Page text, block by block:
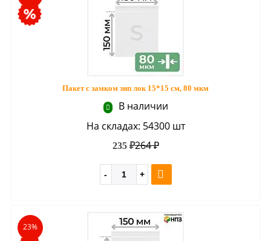
Пакет с замком зип лок 15*15 см, 80 мкм
В наличии
На складах: 54300 шт
264 ₽
235 ₽
23%